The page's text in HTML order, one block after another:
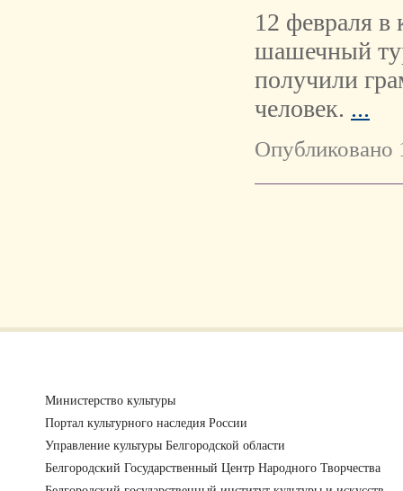
12 февраля в
шашечный
получили
человек. ...
Опубликовано
Министерство культуры
Портал культурного наследия России
Управление культуры Белгородской области
Белгородский Государственный Центр Народного Творчества